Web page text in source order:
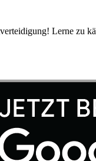
Lerne zu